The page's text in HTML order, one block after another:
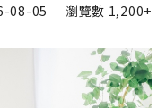
08-05 瀏覽數 1,200+